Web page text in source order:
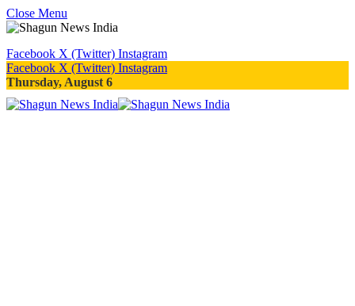
Close Menu
Facebook X (Twitter) Instagram
Facebook X (Twitter) Instagram
Thursday, August 6